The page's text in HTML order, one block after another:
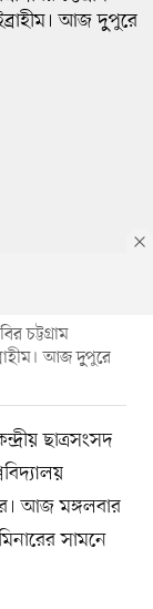
চট্টগ্রাম
আজ দুুপুরে
ছাত্রসংসদ
আজ মঙ্গলবার
সামনে